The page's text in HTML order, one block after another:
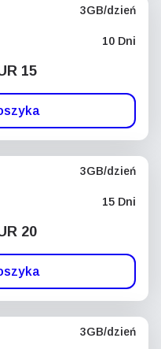
3GB/dzień
10 Dni
15
3GB/dzień
15 Dni
20
3GB/dzień